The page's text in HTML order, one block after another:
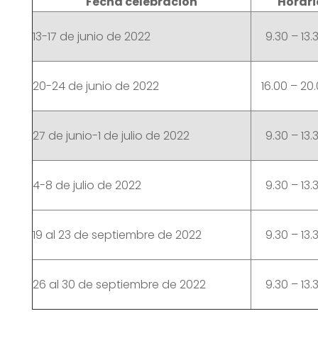
13-17 de junio de 2022 9.30 –
20-24 de junio de 2022 16.00 –
27 de junio-1 de julio de 2022 9.30 –
4-8 de julio de 2022 9.30 –
19 al 23 de septiembre de 2022 9.30 –
26 al 30 de septiembre de 2022 9.30 –